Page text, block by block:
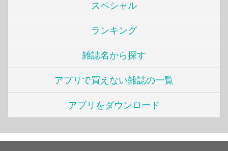
スペシャル
ランキング
雑誌名から探す
アプリで買えない雑誌の一覧
アプリをダウンロード